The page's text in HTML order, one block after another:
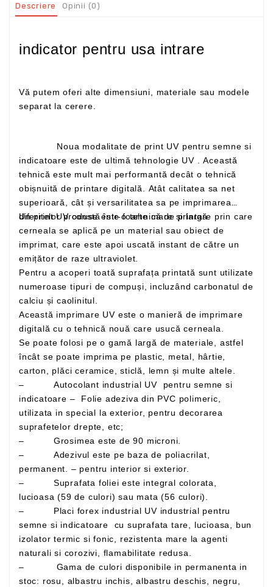
Descriere Opinii (0)
indicator pentru usa intrare
Vă putem oferi alte dimensiuni, materiale sau modele
separat la cerere.
indicatoare este de ultimă tehnologie UV . Această
tehnică este mult mai performantă decât o tehnică
obișnuită de printare digitală. Atât calitatea sa net
superioară, cât și versarilitatea sa pe imprimarea
diferitelor produse este foarte mare și largă
Un print UV constă într-o tehnică de printare prin care
cerneala se aplică pe un material sau obiect de
imprimat, care este apoi uscată instant de către un
emițător de raze ultraviolet.
Pentru a acoperi toată suprafața printată sunt utilizate
numeroase tipuri de compuși, incluzând carbonatul de
calciu și caolinitul.
Această imprimare UV este o manieră de imprimare
digitală cu o tehnică nouă care usucă cerneala.
Se poate folosi pe o gamă largă de materiale, astfel
încât se poate imprima pe plastic, metal, hârtie,
carton, plăci ceramice, sticlă, lemn și multe altele.
– Autocolant industrial UV pentru semne si
indicatoare – Folie adeziva din PVC polimeric,
utilizata in special la exterior, pentru decorarea
suprafetelor drepte, etc;
– Grosimea este de 90 microni.
– Adezivul este pe baza de poliacrilat,
permanent. – pentru interior si exterior.
– Suprafata foliei este integral colorata,
lucioasa (59 de culori) sau mata (56 culori).
– Placi forex industrial UV industrial pentru
semne si indicatoare cu suprafata tare, lucioasa, bun
izolator termic si fonic, rezistenta mare la agenti
naturali si corozivi, flamabilitate redusa.
– Gama de culori disponibile in permanenta in
stoc: rosu, albastru inchis, albastru deschis, negru,